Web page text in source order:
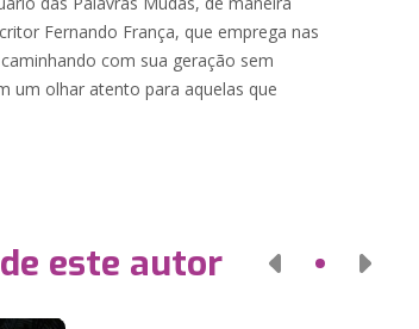
Fernando França, que emprega nas
com sua geração sem
um olhar atento para aquelas que
este autor